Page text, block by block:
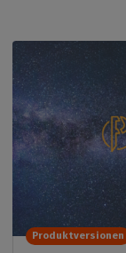
Produktversionen